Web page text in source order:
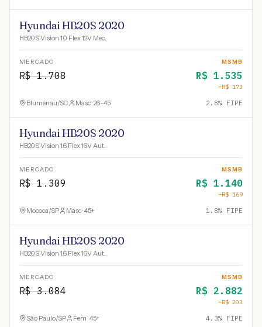
Hyundai HB20S 2020
HB20S Vision 1.0 Flex 12V Mec.
MERCADO
R$1.708
MSMB
R$ 1.535
−R$ 173
Blumenau/SC Masc · 26-45 2.8% FIPE
Hyundai HB20S 2020
HB20S Vision 1.6 Flex 16V Aut.
MERCADO
R$1.309
MSMB
R$ 1.140
−R$ 169
Mococa/SP Masc · 45+ 1.8% FIPE
Hyundai HB20S 2020
HB20S Vision 1.6 Flex 16V Aut.
MERCADO
R$3.084
MSMB
R$ 2.882
−R$ 203
São Paulo/SP Fem · 45+ 4.3% FIPE